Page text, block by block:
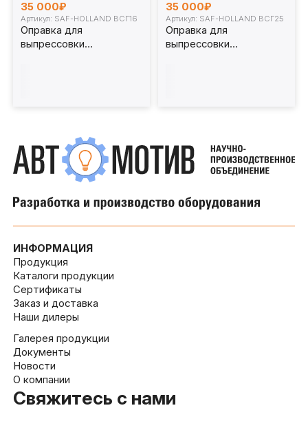
35 000₽
Артикул: SAF-HOLLAND ВСГ16
Оправка для
выпрессовки
35 000₽
Артикул: SAF-HOLLAND ВСГ25
Оправка для
выпрессовки
ИНФОРМАЦИЯ
Продукция
Каталоги продукции
Сертификаты
Заказ и доставка
Наши дилеры
Галерея продукции
Документы
Новости
О компании
Свяжитесь с нами